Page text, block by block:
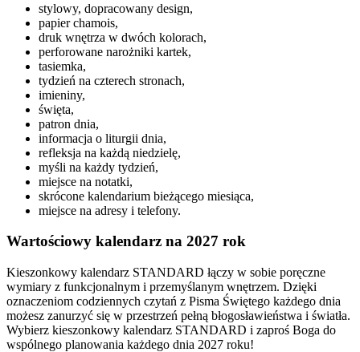
stylowy, dopracowany design,
papier chamois,
druk wnętrza w dwóch kolorach,
perforowane narożniki kartek,
tasiemka,
tydzień na czterech stronach,
imieniny,
święta,
patron dnia,
informacja o liturgii dnia,
refleksja na każdą niedzielę,
myśli na każdy tydzień,
miejsce na notatki,
skrócone kalendarium bieżącego miesiąca,
miejsce na adresy i telefony.
Wartościowy kalendarz na 2027 rok
Kieszonkowy kalendarz STANDARD łączy w sobie poręczne
wymiary z funkcjonalnym i przemyślanym wnętrzem. Dzięki
oznaczeniom codziennych czytań z Pisma Świętego każdego dnia
możesz zanurzyć się w przestrzeń pełną błogosławieństwa i światła.
Wybierz kieszonkowy kalendarz STANDARD i zaproś Boga do
wspólnego planowania każdego dnia 2027 roku!